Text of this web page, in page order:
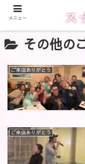
その他の
ご来店ありがとう
ご来店ありがとう
メニュー